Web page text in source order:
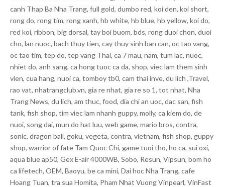
canh Thap Ba Nha Trang, full gold, dumbo red, koi den, koi short,
rong do, rong tim, rong xanh, hb white, hb blue, hb yellow, koi do,
red koi, ribbon, big dorsal, tay boi buom, bds, rong duoi chon, duoi
cho, lan nuoc, bach thuy tien, cay thuy sinh ban can, oc tao vang,
oc tao tim, tep do, tep vang Thai, ca 7 mau, nam, tum lac, nuoc,
nhiet do, anh sang, ca hong tuoc ca da, shop, viec lam them sinh
vien, cua hang, nuoi ca, tomboy tb0, cam thai inve, du lich ,Travel,
rao vat, nhatrangclub.vn, gia re nhat, gia re so 1, tot nhat, Nha
Trang News, du lich, am thuc, food, dia chi an uoc, dac san, fish
tank, fish shop, tim viec lam nhanh guppy, molly, ca kiem do, de
nuoi, song dai, mun do hat luu, web game, mario bros, contra,
sonic, dragon ball, goku, vegeta, contra, vietnam, fish shop, guppy
shop, warrior of fate Tam Quoc Chi, game tuoi tho, ho ca, sui oxi,
aqua blue ap50, Gex E-air 4000WB, Sobo, Resun, Vipsun, bom ho
ca lifetech, OEM, Baoyu, be ca mini, Dai hoc Nha Trang, cafe
Hoang Tuan, tra sua Homita, Pham Nhat Vuong Vinpearl, VinFast